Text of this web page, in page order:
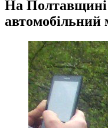
На Полтавщині
автомобільний